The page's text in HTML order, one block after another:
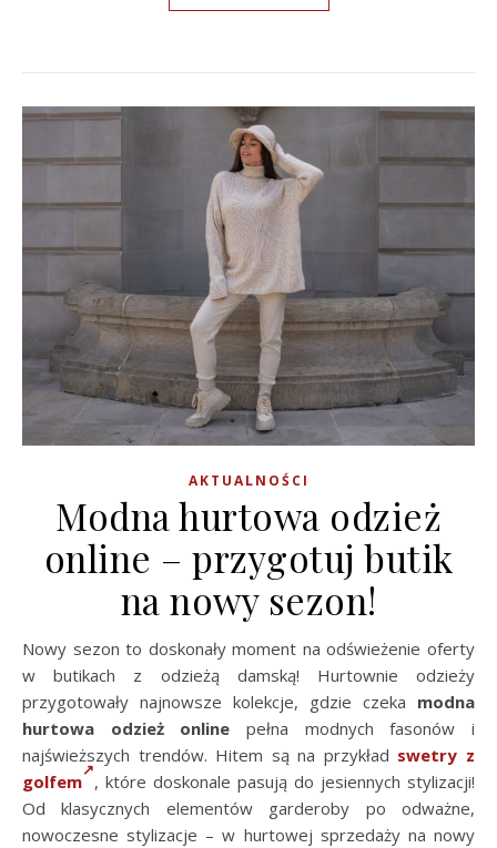
AKTUALNOŚCI
Modna hurtowa odzież
online – przygotuj butik
na nowy sezon!
Nowy sezon to doskonały moment na odświeżenie oferty
w butikach z odzieżą damską! Hurtownie odzieży
przygotowały najnowsze kolekcje, gdzie czeka modna
hurtowa odzież online pełna modnych fasonów i
najświeższych trendów. Hitem są na przykład swetry z
golfem , które doskonale pasują do jesiennych stylizacji!
Od klasycznych elementów garderoby po odważne,
nowoczesne stylizacje – w hurtowej sprzedaży na nowy